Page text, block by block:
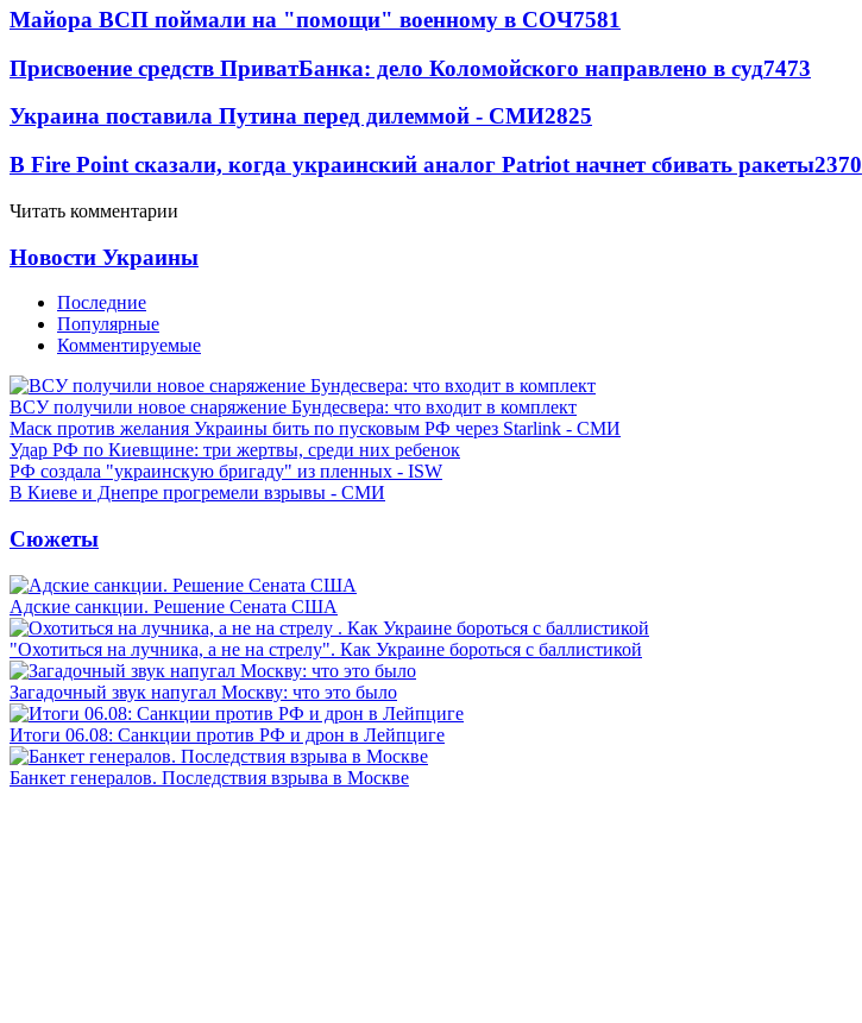
Майора ВСП поймали на "помощи" военному в СОЧ7581
Присвоение средств ПриватБанка: дело Коломойского направлено в суд7473
Украина поставила Путина перед дилеммой - СМИ2825
В Fire Point сказали, когда украинский аналог Patriot начнет сбивать ракеты2370
Читать комментарии
Новости Украины
Последние
Популярные
Комментируемые
ВСУ получили новое снаряжение Бундесвера: что входит в комплект
Маск против желания Украины бить по пусковым РФ через Starlink - СМИ
Удар РФ по Киевщине: три жертвы, среди них ребенок
РФ создала "украинскую бригаду" из пленных - ISW
В Киеве и Днепре прогремели взрывы - СМИ
Сюжеты
Адские санкции. Решение Сената США
"Охотиться на лучника, а не на стрелу". Как Украине бороться с баллистикой
Загадочный звук напугал Москву: что это было
Итоги 06.08: Санкции против РФ и дрон в Лейпциге
Банкет генералов. Последствия взрыва в Москве